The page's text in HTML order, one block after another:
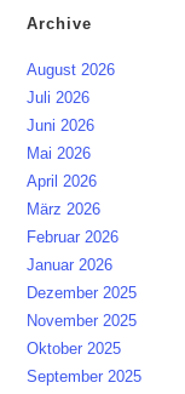
Archive
August 2026
Juli 2026
Juni 2026
Mai 2026
April 2026
März 2026
Februar 2026
Januar 2026
Dezember 2025
November 2025
Oktober 2025
September 2025